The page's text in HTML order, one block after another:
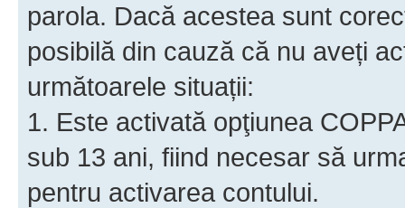
parola. Dacă acestea sunt
posibilă din cauză că nu aveți
următoarele situații:
1. Este activată opţiunea
sub 13 ani, fiind necesar să
pentru activarea contului.